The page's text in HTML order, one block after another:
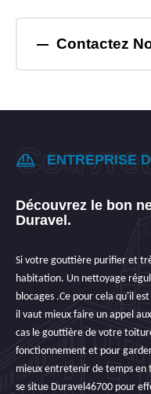
Contactez
ENTREPRISE
Découvrez le bon
Duravel.
Si votre gouttière purifier et
habitation. Un nettoyage
blocages .Ce pour cela qu'il
il vaut mieux faire un appel
cas le gouttière de votre
fonctionnement et pour
mieux entretenir de temps en
se situe Duravel46700 pour